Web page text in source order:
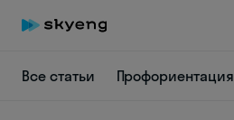
Все статьи Профориентация